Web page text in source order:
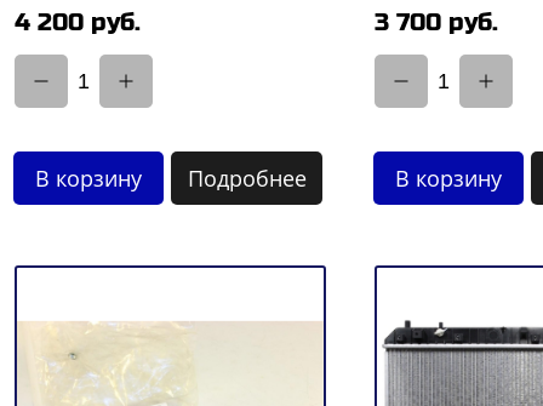
4 200 руб.
1
В корзину Подробнее
3 700 руб.
1
В корзину